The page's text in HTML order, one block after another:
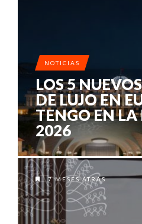
NOTICIAS
LOS 5
DE LUJO EN
TENGO EN
2026
7 MESES ATRÁS